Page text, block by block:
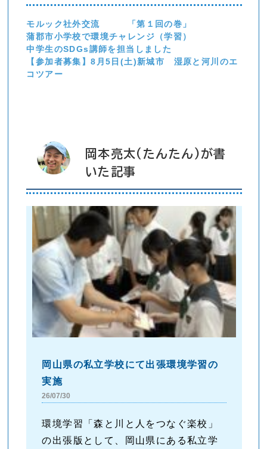
モルック社外交流 「第１回の巻」
蒲郡市小学校で環境チャレンジ（学習）
中学生のSDGs講師を担当しました
【参加者募集】8月5日(土)新城市 湿原と河川のエ
コツアー
岡本亮太(たんたん)が書
いた記事
岡山県の私立学校にて出張環境学習の
実施
26/07/30
環境学習「森と川と人をつなぐ楽校」
の出張版として、岡山県にある私立学